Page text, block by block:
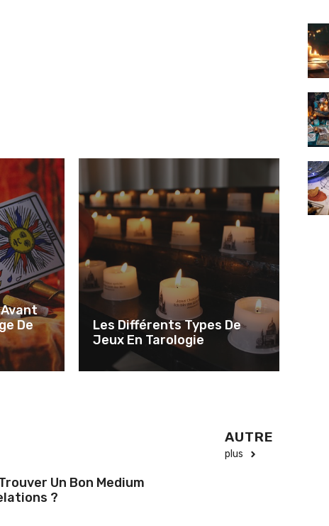
De
Les Différents Types De
Jeux En Tarologie
Un Bon Medium
?
AUTRE
plus